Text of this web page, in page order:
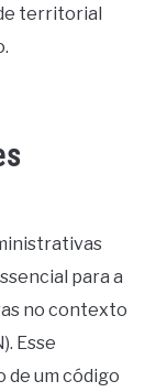
territorial
para a
no contexto
Esse
um código